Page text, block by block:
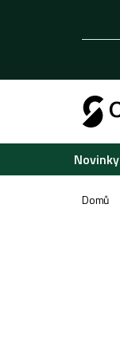
Novinky
Domů